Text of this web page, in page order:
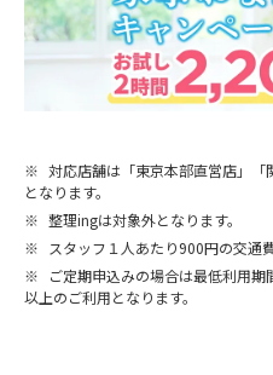
※ 対応店舗は「東京本部直営店」「
となります。
※ 整理ingは対象外となります。
※
スタッフ１人あたり900円の交通
※
ご定期申込みの場合は最低利用
以上のご利用となります。